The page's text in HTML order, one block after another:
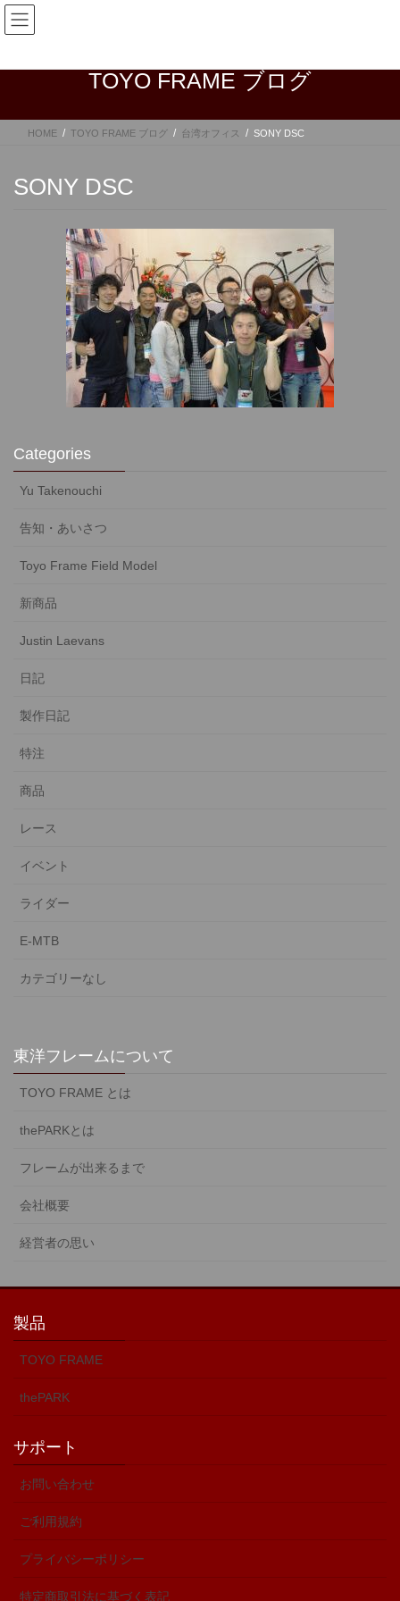
コ
ン
ス
ナ
ビ
ン
TOYO FRAME ブログ
HOME TOYO FRAME ブログ 台湾オフィス SONY DSC
SONY DSC
Categories
Yu Takenouchi
告知・あいさつ
Toyo Frame Field Model
新商品
Justin Laevans
日記
製作日記
特注
商品
レース
イベント
ライダー
E-MTB
カテゴリーなし
東洋フレームについて
TOYO FRAME とは
thePARKとは
フレームが出来るまで
会社概要
経営者の思い
製品
TOYO FRAME
thePARK
サポート
お問い合わせ
ご利用規約
プライバシーポリシー
特定商取引法に基づく表記